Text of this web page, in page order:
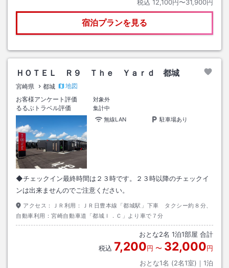
税込 12,100円〜31,900円
宿泊プランを見る
ＨＯＴＥＬ Ｒ９ Ｔｈｅ Ｙａｒｄ 都城
宮崎県 都城
地図
お客様アンケート評価
対象外
るるぶトラベル評価
集計中
無線LAN
駐車場あり
◆チェックイン最終時間は２３時です。２３時以降のチェックイ
ンは出来ませんのでご注意ください。
アクセス：
ＪＲ利用：ＪＲ日豊本線「都城駅」下車 タクシー約８分、
自動車利用：宮崎自動車道「都城Ｉ．Ｃ」より車で７分
おとな2名 1泊1部屋 合計
税込 7,200円 〜 32,000円
おとな1名 (2名1室)｜ 1泊